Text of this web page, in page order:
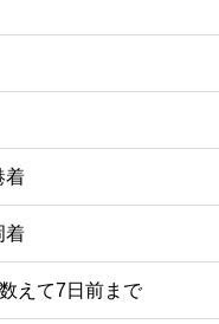
着
着
えて7日前まで